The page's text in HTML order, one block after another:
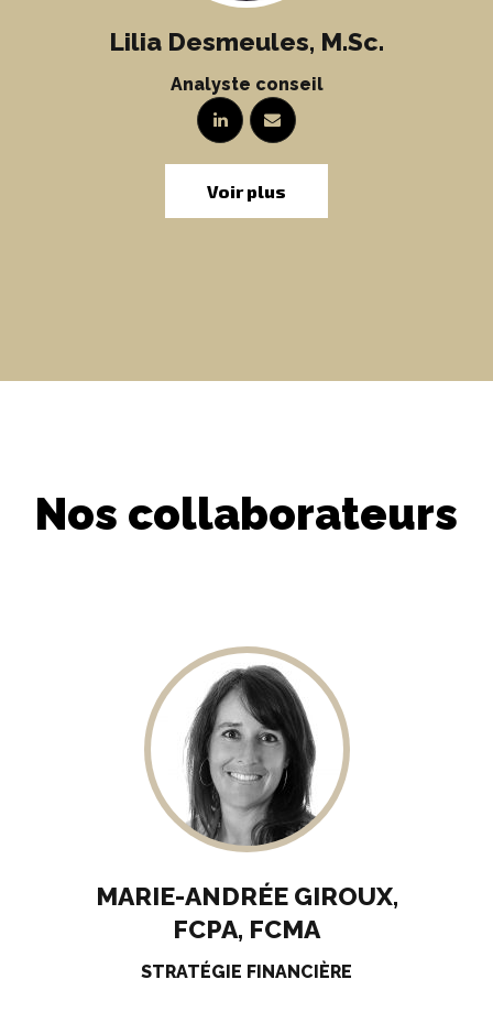
Lilia Desmeules, M.Sc.
Analyste conseil
Voir plus
Nos collaborateurs
MARIE-ANDRÉE GIROUX,
FCPA, FCMA
STRATÉGIE FINANCIÈRE